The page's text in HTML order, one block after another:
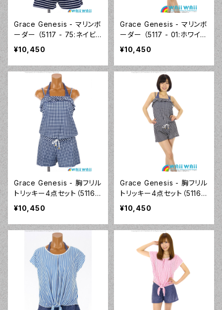
Grace Genesis - マリンボ
ーダー （5117 - 75:ネイビ
ーブルー）
¥10,450
Grace Genesis - マリンボ
ーダー （5117 - 01:ホワイ
ト）
¥10,450
Grace Genesis - 胸フリル
トリッキー4点セット（5116 -
75:ネイビーブルー）
¥10,450
Grace Genesis - 胸フリル
トリッキー4点セット（5116 -
12:ピンク）
¥10,450